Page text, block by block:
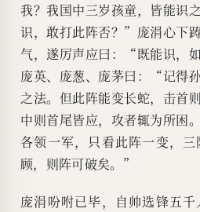
我？我国中三岁孩童，皆能
识，敢打此阵否？”庞涓心下
气，遂厉声应曰：“既能识，
庞英、庞葱、庞茅曰：“记得
之法。但此阵能变长蛇，击首
中则首尾皆应，攻者辄为所困
各领一军，只看此阵一变，
顾，则阵可破矣。”
庞涓吩咐已毕，自帅选锋五